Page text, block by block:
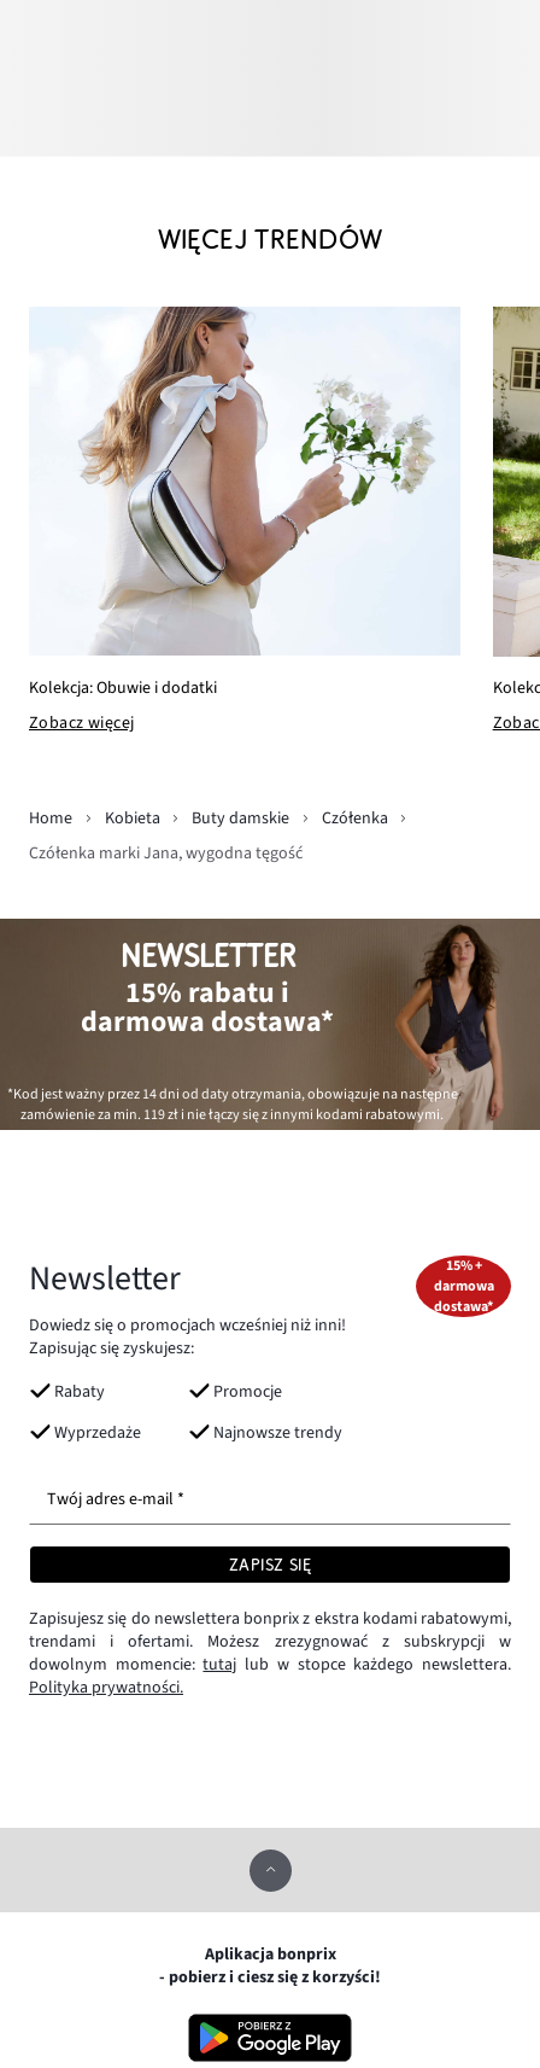
WIĘCEJ TRENDÓW
Kolekcja: Obuwie i dodatki
Zobacz więcej
Home Kobieta Buty damskie
Czółenka
Czółenka marki Jana, wygodna tęgość
NEWSLETTER
15% rabatu i
darmowa dostawa*
*Kod jest ważny przez 14 dni od daty otrzymania, obowiązuje na następne
zamówienie za min. 119 złi nie łączy się z innymi kodami rabatowymi.
Newsletter
Dowiedz się o promocjach wcześniej niż inni!
Zapisując się zyskujesz:
Rabaty
Promocje
Wyprzedaże
Najnowsze trendy
15% +
darmowa
dostawa*
Twój adres e-mail *
ZAPISZ SIĘ
Zapisujesz się do newslettera bonprix z ekstra kodami rabatowymi,
trendami i ofertami. Możesz zrezygnować z subskrypcji w
dowolnym momencie:tutaj lub w stopce każdego newslettera.
Polityka prywatności.
Aplikacja bonprix
- pobierz i ciesz się z korzyści!